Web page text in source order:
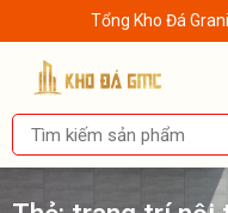
Tổng Kho Đá